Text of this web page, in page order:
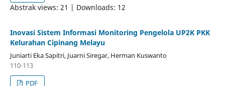
Abstrak views: 21 | Downloads: 12
Inovasi Sistem Informasi Monitoring Pengelola UP2K PKK
Kelurahan Cipinang Melayu
Juniarti Eka Sapitri, Juarni Siregar, Herman Kuswanto
110-113
PDF